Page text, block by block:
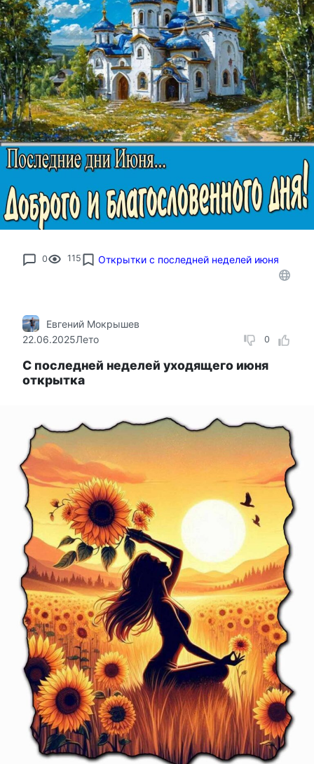
0 115 Открытки с последней неделей июня
0
Евгений Мокрышев
22.06.2025Лето
С последней неделей уходящего июня
открытка